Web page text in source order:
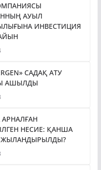
АУЫЛ
ИНВЕСТИЦИЯ
САДАҚ АТУ
АШЫЛДЫ
НЕСИЕ: ҚАНША